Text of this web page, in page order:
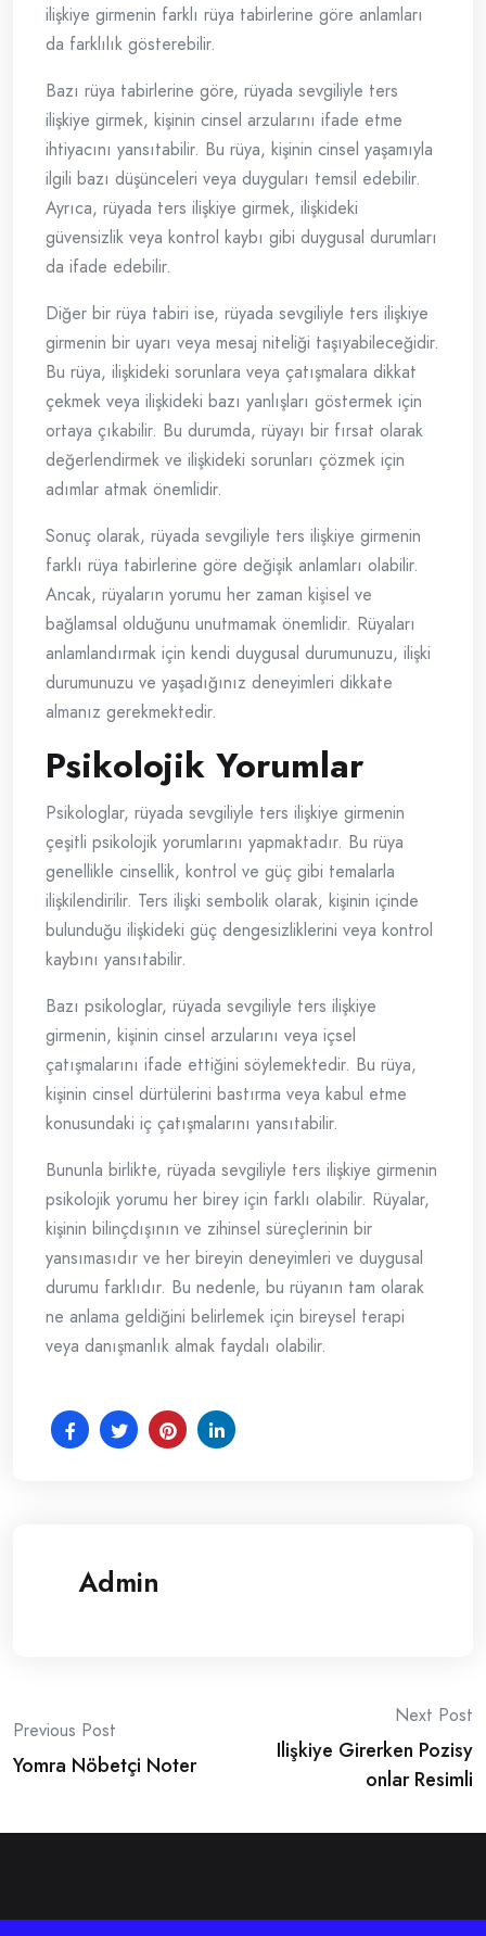
ilişkiye girmenin farklı rüya tabirlerine göre anlamları
da farklılık gösterebilir.
Bazı rüya tabirlerine göre, rüyada sevgiliyle ters
ilişkiye girmek, kişinin cinsel arzularını ifade etme
ihtiyacını yansıtabilir. Bu rüya, kişinin cinsel yaşamıyla
ilgili bazı düşünceleri veya duyguları temsil edebilir.
Ayrıca, rüyada ters ilişkiye girmek, ilişkideki
güvensizlik veya kontrol kaybı gibi duygusal durumları
da ifade edebilir.
Diğer bir rüya tabiri ise, rüyada sevgiliyle ters ilişkiye
girmenin bir uyarı veya mesaj niteliği taşıyabileceğidir.
Bu rüya, ilişkideki sorunlara veya çatışmalara dikkat
çekmek veya ilişkideki bazı yanlışları göstermek için
ortaya çıkabilir. Bu durumda, rüyayı bir fırsat olarak
değerlendirmek ve ilişkideki sorunları çözmek için
adımlar atmak önemlidir.
Sonuç olarak, rüyada sevgiliyle ters ilişkiye girmenin
farklı rüya tabirlerine göre değişik anlamları olabilir.
Ancak, rüyaların yorumu her zaman kişisel ve
bağlamsal olduğunu unutmamak önemlidir. Rüyaları
anlamlandırmak için kendi duygusal durumunuzu, ilişki
durumunuzu ve yaşadığınız deneyimleri dikkate
almanız gerekmektedir.
Psikolojik Yorumlar
Psikologlar, rüyada sevgiliyle ters ilişkiye girmenin
çeşitli psikolojik yorumlarını yapmaktadır. Bu rüya
genellikle cinsellik, kontrol ve güç gibi temalarla
ilişkilendirilir. Ters ilişki sembolik olarak, kişinin içinde
bulunduğu ilişkideki güç dengesizliklerini veya kontrol
kaybını yansıtabilir.
Bazı psikologlar, rüyada sevgiliyle ters ilişkiye
girmenin, kişinin cinsel arzularını veya içsel
çatışmalarını ifade ettiğini söylemektedir. Bu rüya,
kişinin cinsel dürtülerini bastırma veya kabul etme
konusundaki iç çatışmalarını yansıtabilir.
Bununla birlikte, rüyada sevgiliyle ters ilişkiye girmenin
psikolojik yorumu her birey için farklı olabilir. Rüyalar,
kişinin bilinçdışının ve zihinsel süreçlerinin bir
yansımasıdır ve her bireyin deneyimleri ve duygusal
durumu farklıdır. Bu nedenle, bu rüyanın tam olarak
ne anlama geldiğini belirlemek için bireysel terapi
veya danışmanlık almak faydalı olabilir.
Admin
Post
navigation
Previous Post
Yomra Nöbetçi Noter
Next Post
Ilişkiye Girerken Pozisy
onlar Resimli